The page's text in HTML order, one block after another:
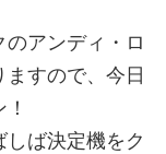
アンディ・ロ
すので、今日
ば決定機をク